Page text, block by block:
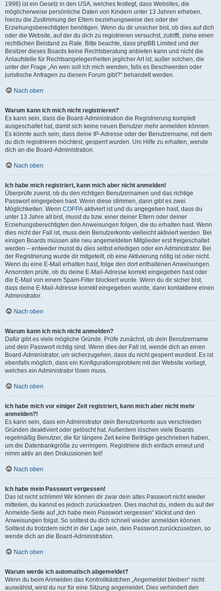
1998) ist ein Gesetz in den USA, welches festlegt, dass Websites, die
möglicherweise persönliche Daten von Kindern unter 13 Jahren erheben,
hierzu die Zustimmung der Eltern beziehungsweise des oder der
Erziehungsberechtigten benötigen. Wenn du dir unsicher bist, ob dies auf dich
oder die Website, auf der du dich zu registrieren versuchst, zutrifft, ziehe einen
rechtlichen Beistand zu Rate. Bitte beachte, dass phpBB Limited und der
Besitzer dieses Boards keine Rechtsberatung anbieten kann und nicht die
Anlaufstelle für Rechtsangelegenheiten jeglicher Art ist; außer solchen, die
unter der Frage „An wen soll ich mich wenden, falls es Beschwerden oder
juristische Anfragen zu diesem Forum gibt?“ behandelt werden.
Nach oben
Warum kann ich mich nicht registrieren?
Es kann sein, dass die Board-Administration die Registrierung komplett
ausgeschaltet hat, damit sich keine neuen Benutzer mehr anmelden können.
Es könnte auch sein, dass deine IP-Adresse oder der Benutzername, mit dem
du dich registrieren möchtest, gesperrt wurden. Um Hilfe zu erhalten, wende
dich an die Board-Administration.
Nach oben
Ich habe mich registriert, kann mich aber nicht anmelden!
Überprüfe zuerst, ob du den richtigen Benutzernamen und das richtige
Passwort eingegeben hast. Wenn diese stimmen, dann gibt es zwei
Möglichkeiten. Wenn COPPA aktiviert ist und du angegeben hast, dass du
unter 13 Jahre alt bist, musst du bzw. einer deiner Eltern oder deiner
Erziehungsberechtigten den Anweisungen folgen, die du erhalten hast. Wenn
dies nicht der Fall ist, muss dein Benutzerkonto vielleicht aktiviert werden. Bei
einigen Boards müssen alle neu angemeldeten Mitglieder erst freigeschaltet
werden – entweder musst du dies selbst erledigen oder ein Administrator. Bei
der Registrierung wurde dir mitgeteilt, ob eine Aktivierung nötig ist oder nicht.
Wenn du eine E-Mail erhalten hast, folge den dort enthaltenen Anweisungen.
Ansonsten prüfe, ob du deine E-Mail-Adresse korrekt eingegeben hast oder
die E-Mail von einem Spam-Filter blockiert wurde. Wenn du dir sicher bist,
dass deine E-Mail-Adresse korrekt eingegeben wurde, dann kontaktiere einen
Administrator.
Nach oben
Warum kann ich mich nicht anmelden?
Dafür gibt es viele mögliche Gründe. Prüfe zunächst, ob dein Benutzername
und dein Passwort richtig sind. Wenn dies der Fall ist, wende dich an einen
Board-Administrator, um sicherzugehen, dass du nicht gesperrt wurdest. Es ist
ebenfalls möglich, dass ein Konfigurationsproblem mit der Website vorliegt,
welches ein Administrator lösen muss.
Nach oben
Ich habe mich vor einiger Zeit registriert, kann mich aber nicht mehr
anmelden?!
Es kann sein, dass ein Administrator dein Benutzerkonto aus verschieden
Gründen deaktiviert oder gelöscht hat. Außerdem löschen viele Boards
regelmäßig Benutzer, die für längere Zeit keine Beiträge geschrieben haben,
um die Datenbankgröße zu verringern. Registriere dich einfach erneut und
nimm aktiv an den Diskussionen teil!
Nach oben
Ich habe mein Passwort vergessen!
Das ist nicht schlimm! Wir können dir zwar dein altes Passwort nicht wieder
mitteilen, du kannst es jedoch zurücksetzen. Dies machst du, indem du auf der
Anmelde-Seite auf „Ich habe mein Passwort vergessen“ klickst und den
Anweisungen folgst. So solltest du dich schnell wieder anmelden können.
Solltest du trotzdem nicht in der Lage sein, dein Passwort zurückzusetzen, so
wende dich an die Board-Administration.
Nach oben
Warum werde ich automatisch abgemeldet?
Wenn du beim Anmelden das Kontrollkästchen „Angemeldet bleiben“ nicht
auswählst, wirst du nur für eine Sitzung angemeldet. Dies verhindert den